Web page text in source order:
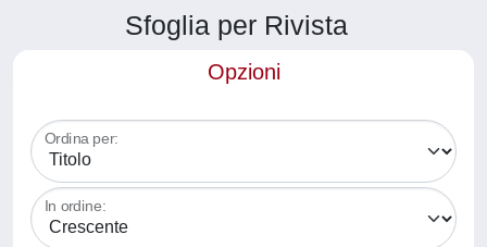
Sfoglia per Rivista
Opzioni
Ordina per:
In ordine: